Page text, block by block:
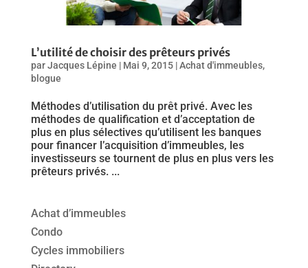
L’utilité de choisir des prêteurs privés
parJacques Lépine | Mai 9, 2015|Achat d'immeubles,
blogue
Méthodes d’utilisation du prêt privé. Avec les
méthodes de qualification et d’acceptation de
plus en plus sélectives qu’utilisent les banques
pour financer l’acquisition d’immeubles, les
investisseurs se tournent de plus en plus vers les
prêteurs privés. ...
Achat d’immeubles
Condo
Cycles immobiliers